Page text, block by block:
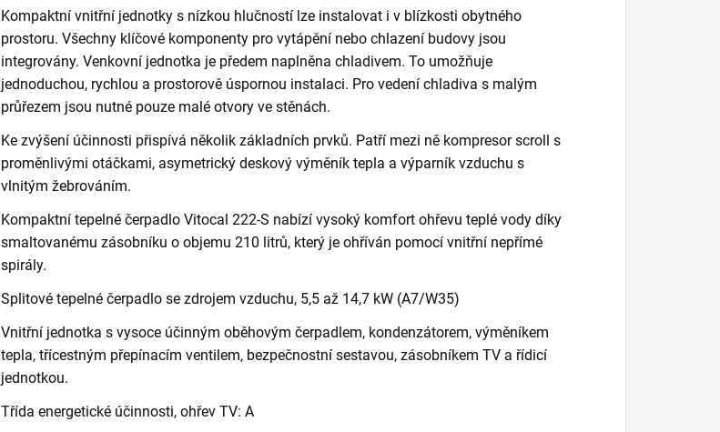
Kompaktní vnitřní jednotky s nízkou hlučností lze instalovat i v blízkosti obytného
prostoru. Všechny klíčové komponenty pro vytápění nebo chlazení budovy jsou
integrovány. Venkovní jednotka je předem naplněna chladivem. To umožňuje
jednoduchou, rychlou a prostorově úspornou instalaci. Pro vedení chladiva s malým
průřezem jsou nutné pouze malé otvory ve stěnách.
Ke zvýšení účinnosti přispívá několik základních prvků. Patří mezi ně kompresor scroll s
proměnlivými otáčkami, asymetrický deskový výměník tepla a výparník vzduchu s
vlnitým žebrováním.
Kompaktní tepelné čerpadlo Vitocal 222-S nabízí vysoký komfort ohřevu teplé vody díky
smaltovanému zásobníku o objemu 210 litrů, který je ohříván pomocí vnitřní nepřímé
spirály.
Splitové tepelné čerpadlo se zdrojem vzduchu, 5,5 až 14,7 kW (A7/W35)
Vnitřní jednotka s vysoce účinným oběhovým čerpadlem, kondenzátorem, výměníkem
tepla, třícestným přepínacím ventilem, bezpečnostní sestavou, zásobníkem TV a řídicí
jednotkou.
Třída energetické účinnosti, ohřev TV: A